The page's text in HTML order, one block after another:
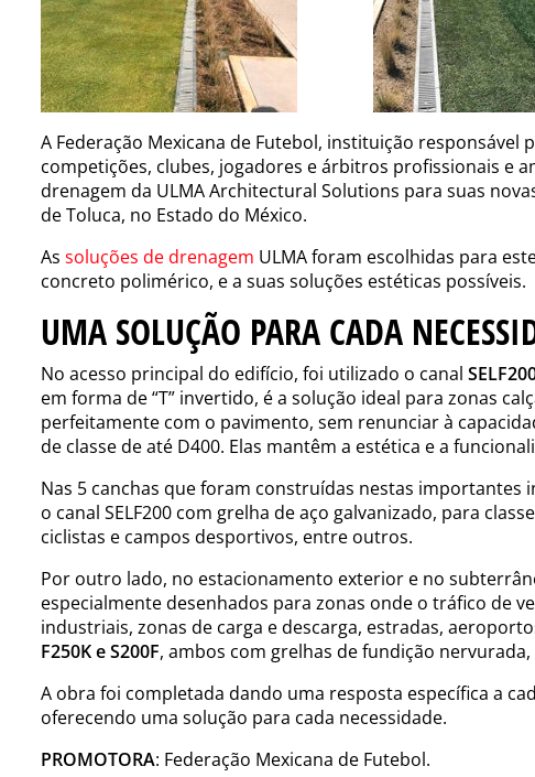
A Federação Mexicana de Futebol, instituição responsável
competições, clubes, jogadores e árbitros profissionais e
drenagem da ULMA Architectural Solutions para suas
de Toluca, no Estado do México.
As soluções de drenagem ULMA foram escolhidas para
concreto polimérico, e a suas soluções estéticas possíveis.
UMA SOLUÇÃO PARA CADA
No acesso principal do edifício, foi utilizado o canal
em forma de “T” invertido, é a solução ideal para zonas
perfeitamente com o pavimento, sem renunciar à
de classe de até D400. Elas mantêm a estética e a
Nas 5 canchas que foram construídas nestas importantes
o canal SELF200 com grelha de aço galvanizado, para
ciclistas e campos desportivos, entre outros.
Por outro lado, no estacionamento exterior e no
especialmente desenhados para zonas onde o tráfico de
industriais, zonas de carga e descarga, estradas,
F250K e S200F, ambos com grelhas de fundição
A obra foi completada dando uma resposta específica a
oferecendo uma solução para cada necessidade.
PROMOTORA: Federação Mexicana de Futebol.